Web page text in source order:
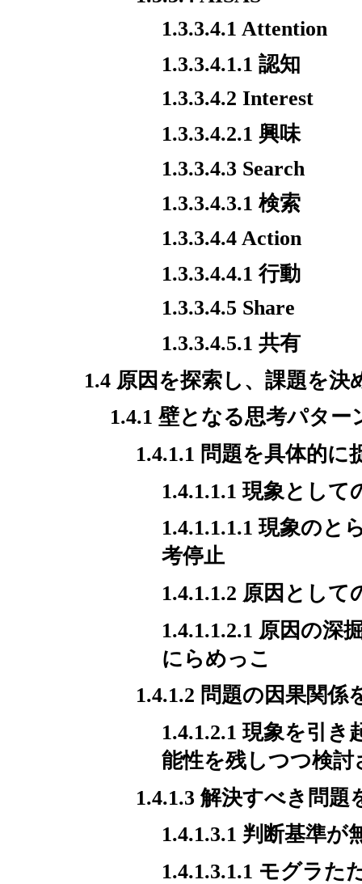
1.3.3.4.1 Attention
1.3.3.4.1.1 認知
1.3.3.4.2 Interest
1.3.3.4.2.1 興味
1.3.3.4.3 Search
1.3.3.4.3.1 検索
1.3.3.4.4 Action
1.3.3.4.4.1 行動
1.3.3.4.5 Share
1.3.3.4.5.1 共有
1.4 原因を探索し、課題を決
1.4.1 壁となる思考パター
1.4.1.1 問題を具体的
1.4.1.1.1 現象として
1.4.1.1.1.1 現象のと
考停止
1.4.1.1.2 原因として
1.4.1.1.2.1 原因の深
にらめっこ
1.4.1.2 問題の因果関
1.4.1.2.1 現象を引
能性を残しつつ検
1.4.1.3 解決すべき問
1.4.1.3.1 判断基準が
1.4.1.3.1.1 モグラた